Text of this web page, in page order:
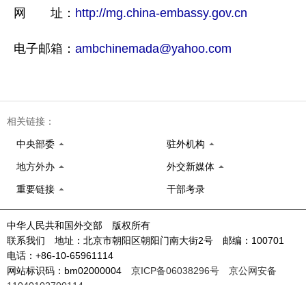
网 址： http://mg.china-embassy.gov.cn
电子邮箱： ambchinemada@yahoo.com
相关链接：
中央部委 驻外机构
地方外办 外交新媒体
重要链接 干部考录
中华人民共和国外交部 版权所有
联系我们 地址：北京市朝阳区朝阳门南大街2号 邮编：100701
电话：+86-10-65961114
网站标识码：bm02000004 京ICP备06038296号
京公网安备